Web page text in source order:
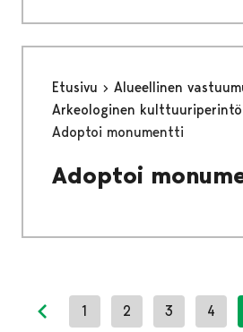
Etusivu
Alueellinen
Arkeologinen kulttuuriperintö
Adoptoi monumentti
Adoptoi
Previous page
1 2 3 4